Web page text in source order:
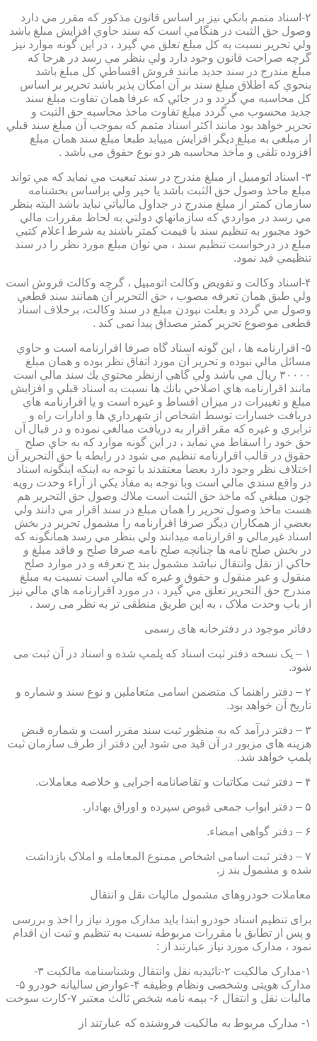
۲-اسناد متمم بانكي نيز بر اساس قانون مذكور كه مقرر مي دارد
وصول حق الثبت در هنگامي است كه سند حاوي افزايش مبلغ باشد
ولي تحرير نسبت به كل مبلغ تعلق مي گيرد ، در اين گونه موارد نيز
گرچه صراحت قانون وجود دارد ولي بنظر مي رسد در هرجا كه
مبلغ مندرج در سند جديد مانند فروش اقساطي كل مبلغ باشد
بنحوي كه اطلاق مبلغ سند بر آن امكان پذير باشد تحرير بر اساس
كل محاسبه مي گردد و در جائي كه عرفا همان تفاوت مبلغ سند
جديد محسوب مي گردد مبلغ تفاوت ماخذ محاسبه حق الثبت و
تحرير خواهد بود مانند اكثر اسناد متمم كه بموجب آن مبلغ سند قبلي
از مبلغي به مبلغ ديگر افزايش مييابد طبعا مبلغ سند همان مبلغ
افزوده تلقی و مأخذ محاسبه هر دو نوع حقوق می باشد .
۳- اسناد اتومبيل از مبلغ مندرج در سند تبعيت مي نمايد كه مي تواند
مبلغ ماخذ وصول حق الثبت باشد يا خير ولي براساس بخشنامه
سازمان كمتر از مبلغ مندرج در جداول مالياتي نبايد باشد البته بنظر
مي رسد در مواردي كه سازمانهاي دولتي به لحاظ مقررات مالي
خود مجبور به تنظيم سند با قيمت كمتر باشند به شرط اعلام كتبي
مبلغ در درخواست تنظيم سند ، مي توان مبلغ مورد نظر را در سند
تنظيمي قيد نمود.
۴-اسناد وكالت و تفويض وكالت اتومبيل ، گرچه وكالت فروش است
ولي طبق همان تعرفه مصوب ، حق التحرير آن همانند سند قطعي
وصول مي گردد و بعلت نبودن مبلغ در سند وكالت، برخلاف اسناد
قطعی موضوع تحریر کمتر مصداق پیدا نمی کند .
۵- اقرارنامه ها ، اين گونه اسناد گاه صرفا اقرارنامه است و حاوي
مسائل مالي نبوده و تحرير آن مورد اتفاق نظر بوده و همان مبلغ
۳۰۰۰۰ ريال مي باشد ولي گاهي ازنظر محتوي يك سند مالي است
مانند اقرارنامه هاي اصلاحي بانك ها نسبت به اسناد قبلي و افزايش
مبلغ و تغييرات در ميزان اقساط و غيره است و يا اقرارنامه هاي
دريافت خسارات توسط اشخاص از شهرداري ها و ادارات راه و
ترابري و غيره كه مقر اقرار به دريافت مبالغي نموده و در قبال آن
حق خود را اسقاط مي نمايد ، در اين گونه موارد كه به جاي صلح
حقوق در قالب اقرارنامه تنظيم مي شود در رابطه با حق التحرير آن
اختلاف نظر وجود دارد بعضا معتقدند با توجه به اينكه اينگونه اسناد
در واقع سندي مالي است وبا توجه به مفاد يكي از آراء وحدت رويه
چون مبلغي كه ماخذ حق الثبت است ملاك وصول حق التحرير هم
هست ماخذ وصول تحرير را همان مبلغ در سند اقرار مي دانند ولي
بعضي از همكاران ديگر صرفا اقرارنامه را مشمول تحرير در بخش
اسناد غيرمالي و اقرارنامه ميدانند ولي بنظر مي رسد همانگونه كه
در بخش صلح نامه ها چنانچه صلح نامه صرفا صلح و فاقد مبلغ و
حاكي از نقل وانتقال نباشد مشمول بند ج تعرفه و در موارد صلح
منقول و غير منقول و حقوق و غيره كه مالي است نسبت به مبلغ
مندرج حق التحرير تعلق مي گيرد ، در مورد اقرارنامه هاي مالي نيز
از باب وحدت ملاک ، به این طریق منطقی تر به نظر می رسد .
دفاتر موجود در دفترخانه های رسمی
۱ – یک نسخه دفتر ثبت اسناد که پلمپ شده و اسناد در آن ثبت می
شود.
۲ – دفتر راهنما ک متضمن اسامی متعاملین و نوع سند و شماره و
تاریخ آن خواهد بود.
۳ – دفتر درآمد که به منظور ثبت سند مقرر است و شماره قبض
هزینه های مزبور در آن قید می شود این دفتر از طرف سازمان ثبت
پلمپ خواهد شد.
۴ – دفتر ثبت مکاتبات و تقاضانامه اجرایی و خلاصه معاملات.
۵ – دفتر ابواب جمعی قبوض سپرده و اوراق بهادار.
۶ – دفتر گواهی امضاء.
۷ – دفتر ثبت اسامی اشخاص ممنوع المعامله و املاک بازداشت
شده و مشمول بند ز.
معاملات خودروهای مشمول مالیات نقل و انتقال
برای تنظیم اسناد خودرو ابتدا باید مدارک مورد نیاز را اخذ و بررسی
و پس از تطابق با مقررات مربوطه نسبت به تنظیم و ثبت ان اقدام
نمود ، مدارک مورد نیاز عبارتند از :
۱-مدارک مالکیت ۲-تائیدیه نقل وانتقال وشناسنامه مالکیت ۳-
مدارک هویتی وشخصی ونظام وظیفه ۴-عوارض سالیانه خودرو ۵-
مالیات نقل و انتقال ۶- بیمه نامه شخص ثالث معتبر ۷-کارت سوخت
۱- مدارک مربوط به مالکیت فروشنده که عبارتند از